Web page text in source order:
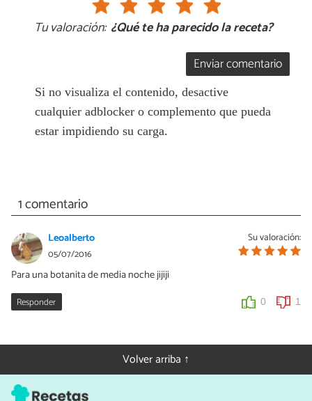
Tu valoración: ¿Qué te ha parecido la receta?
Enviar comentario
Si no visualiza el contenido, desactive
cualquier adblocker o complemento que pueda
estar impidiendo su carga.
1 comentario
Su valoración:
Leoalberto
05/07/2016
Para una botanita de media noche jijiji
Responder 0 1
Volver arriba ↑